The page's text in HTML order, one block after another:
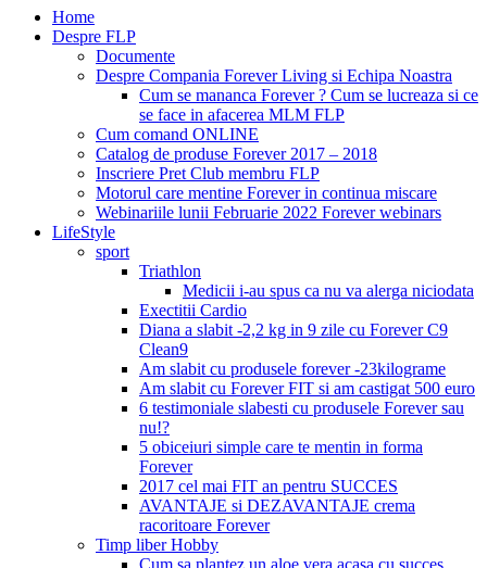
Home
Despre FLP
Documente
Despre Compania Forever Living si Echipa Noastra
Cum se mananca Forever ? Cum se lucreaza si ce
se face in afacerea MLM FLP
Cum comand ONLINE
Catalog de produse Forever 2017 – 2018
Inscriere Pret Club membru FLP
Motorul care mentine Forever in continua miscare
Webinariile lunii Februarie 2022 Forever webinars
LifeStyle
sport
Triathlon
Medicii i-au spus ca nu va alerga niciodata
Exectitii Cardio
Diana a slabit -2,2 kg in 9 zile cu Forever C9
Clean9
Am slabit cu produsele forever -23kilograme
Am slabit cu Forever FIT si am castigat 500 euro
6 testimoniale slabesti cu produsele Forever sau
nu!?
5 obiceiuri simple care te mentin in forma
Forever
2017 cel mai FIT an pentru SUCCES
AVANTAJE si DEZAVANTAJE crema
racoritoare Forever
Timp liber Hobby
Cum sa plantez un aloe vera acasa cu succes